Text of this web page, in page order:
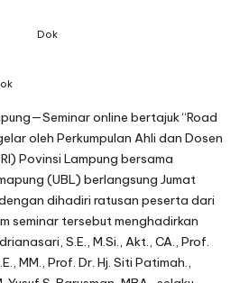
Dok
online bertajuk “Road
oleh Perkumpulan Ahli dan Dosen
Povinsi Lampung bersama
(UBL) berlangsung Jumat
dihadiri ratusan peserta dari
seminar tersebut menghadirkan
S.E., M.Si., Akt., CA., Prof.
MM., Prof. Dr. Hj. Siti Patimah.,